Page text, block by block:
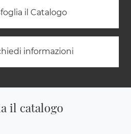
il Catalogo
informazioni
il catalogo